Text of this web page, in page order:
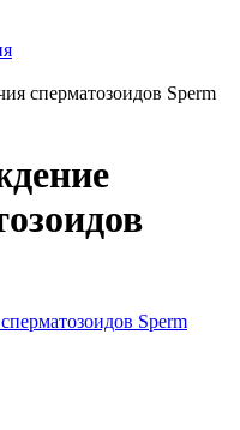
сперматозоидов Sperm